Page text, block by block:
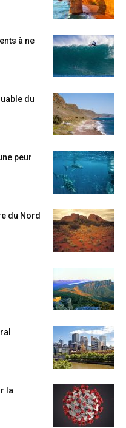
à ne
du
peur
du Nord
la